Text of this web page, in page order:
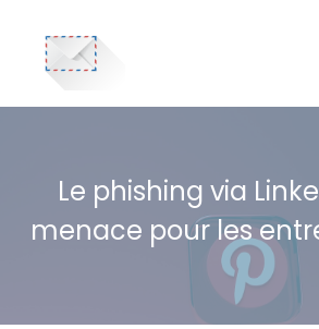
Le phishing via
menace pour les